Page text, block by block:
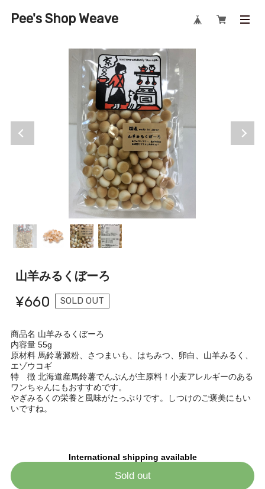
Pee's Shop Weave
山羊みるくぼーろ
¥660 SOLD OUT
商品名 山羊みるくぼーろ
内容量 55g
原材料 馬鈴薯澱粉、さつまいも、はちみつ、卵白、山羊みるく、
エゾウコギ
特 徴 北海道産馬鈴薯でんぷんが主原料！小麦アレルギーのある
ワンちゃんにもおすすめです。
やぎみるくの栄養と風味がたっぷりです。しつけのご褒美にもい
いですね。
International shipping available
Sold out